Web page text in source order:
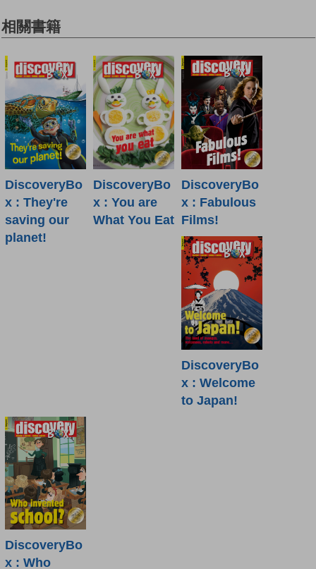
相關書籍
DiscoveryBo
x : They're
saving our
planet!
DiscoveryBo
x : You are
What You Eat
DiscoveryBo
x : Fabulous
Films!
DiscoveryBo
x : Welcome
to Japan!
DiscoveryBo
x : Who